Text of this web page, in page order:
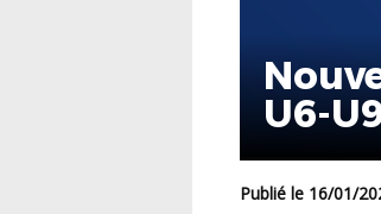
U6-
Publié le 16/01/